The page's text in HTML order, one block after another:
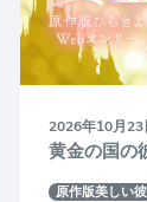
2026年10月
黄金の国の
原作版美しい彼